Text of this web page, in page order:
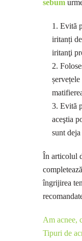
sebum
Evită
iritanți
iritanţi
Evită
aceştia
sunt
În articolul
îngrijirea
Am acnee,
Tipuri de